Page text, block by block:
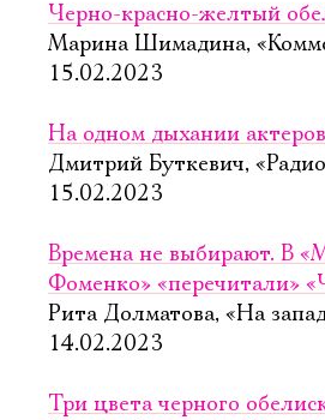
Черно-красно-желтый
Марина Шимадина,
15.02.2023
На одном дыхании
Дмитрий Буткевич,
15.02.2023
Времена не выбирают. В
Фоменко» «перечитали»
Рита Долматова, «На
14.02.2023
Три цвета черного